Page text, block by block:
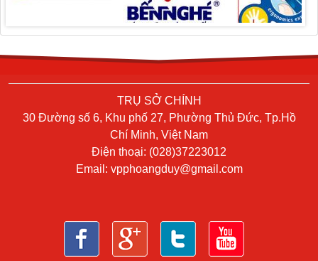
TRỤ SỞ CHÍNH
30 Đường số 6, Khu phố 27, Phường Thủ Đức, Tp.Hồ
Chí Minh, Việt Nam
Điện thoại: (028)37223012
Email: vpphoangduy@gmail.com